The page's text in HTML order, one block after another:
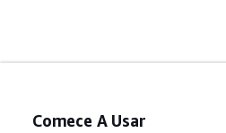
Comece A Usar